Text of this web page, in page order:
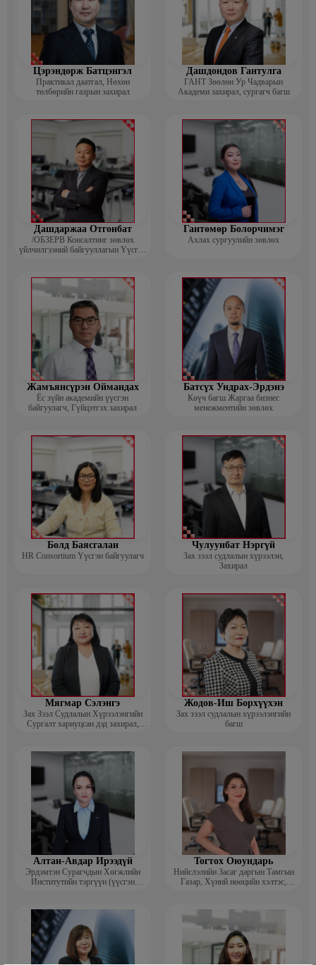
Цэрэндорж Батцэнгэл
Практикал даатгал, Нөхөн
төлбөрийн газрын захирал
Дашдондов Гантулга
ГАНТ Зөөлөн Ур Чадварын
Академи захирал, сургагч багш
Дашдаржаа Отгонбат
/ОБЗЕРВ Консалтинг зөвлөх
үйлчилгээний байгууллагын Үүсгэн
Гантөмөр Болорчимэг
Ахлах сургуулийн зөвлөх
Жамъянсүрэн Оймандах
Ёс зүйн академийн үүсгэн
байгуулагч, Гүйцэтгэх захирал
Батсүх Ундрах-Эрдэнэ
Көүч багш Жаргаа бизнес
менежментийн зөвлөх
Болд Баясгалан
HR Consortium Үүсгэн байгуулагч
Чулуунбат Нэргүй
Зах зээл судлалын хүрээлэн,
Захирал
Мягмар Сэлэнгэ
Зах Зээл Судлалын Хүрээлэнгийн
Сургалт хариуцсан дэд захирал,
Жодов-Иш Борхүүхэн
Зах зээл судлалын хүрээлэнгийн
багш
Алтан-Авдар Ирээдүй
Эрдэмтэн Сурагчдын Хөгжлийн
Институтийн тэргүүн (үүсгэн
Тогтох Оюундарь
Нийслэлийн Засаг даргын Тамгын
Газар, Хүний нөөцийн хэлтэс,